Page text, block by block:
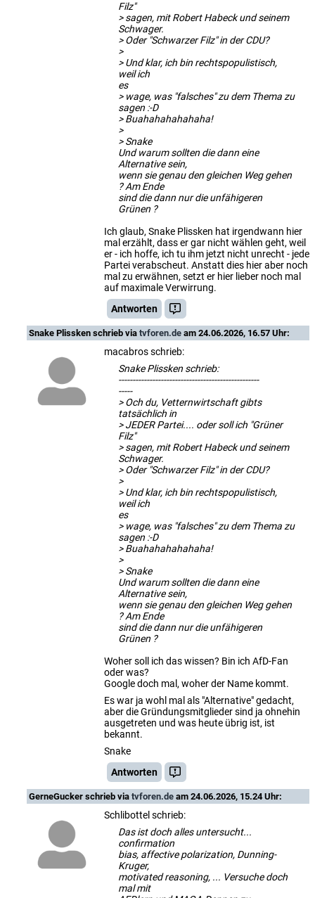
Filz"
> sagen, mit Robert Habeck und seinem
Schwager.
> Oder "Schwarzer Filz" in der CDU?
>
> Und klar, ich bin rechtspopulistisch,
weil ich
es
> wage, was "falsches" zu dem Thema zu
sagen :-D
> Buahahahahahaha!
>
> Snake
Und warum sollten die dann eine
Alternative sein,
wenn sie genau den gleichen Weg gehen
? Am Ende
sind die dann nur die unfähigeren
Grünen ?
Ich glaub, Snake Plissken hat irgendwann hier
mal erzählt, dass er gar nicht wählen geht, weil
er - ich hoffe, ich tu ihm jetzt nicht unrecht - jede
Partei verabscheut. Anstatt dies hier aber noch
mal zu erwähnen, setzt er hier lieber noch mal
auf maximale Verwirrung.
Antworten
Snake Plissken schrieb via tvforen.de am 24.06.2026, 16.57 Uhr:
macabros schrieb:
Snake Plissken schrieb:
--------------------------------------------------
-----
> Och du, Vetternwirtschaft gibts
tatsächlich in
> JEDER Partei.... oder soll ich "Grüner
Filz"
> sagen, mit Robert Habeck und seinem
Schwager.
> Oder "Schwarzer Filz" in der CDU?
>
> Und klar, ich bin rechtspopulistisch,
weil ich
es
> wage, was "falsches" zu dem Thema zu
sagen :-D
> Buahahahahahaha!
>
> Snake
Und warum sollten die dann eine
Alternative sein,
wenn sie genau den gleichen Weg gehen
? Am Ende
sind die dann nur die unfähigeren
Grünen ?
Woher soll ich das wissen? Bin ich AfD-Fan
oder was?
Google doch mal, woher der Name kommt.
Es war ja wohl mal als "Alternative" gedacht,
aber die Gründungsmitglieder sind ja ohnehin
ausgetreten und was heute übrig ist, ist
bekannt.
Snake
Antworten
GerneGucker schrieb via tvforen.de am 24.06.2026, 15.24 Uhr:
Schlibottel schrieb:
Das ist doch alles untersucht...
confirmation
bias, affective polarization, Dunning-
Kruger,
motivated reasoning, ... Versuche doch
mal mit